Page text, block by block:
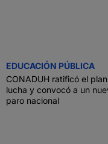
EDUCACIÓN PÚBLICA
CONADUH ratificó el
lucha y convocó a un
paro nacional